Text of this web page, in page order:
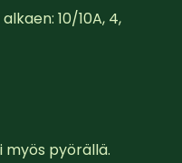
10/10A, 4,
myös pyörällä.